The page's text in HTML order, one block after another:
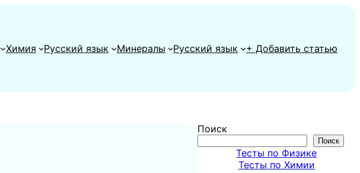
Химия Русский язык Минералы Русский язык + Добавить статью
Поиск
Поиск
Тесты по Физике
Тесты по Химии